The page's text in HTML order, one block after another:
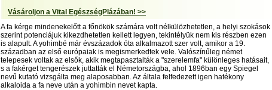
Vásároljon a Vital EgészségPlázában! >>
A fa kérge mindenekelőtt a főnökök számára volt nélkülözhetetlen, a helyi szokások
szerint potenciájuk kikezdhetetlen kellett legyen, tekintélyük nem kis részben ezen
is alapult. A yohimbé már évszázadok óta alkalmazott szer volt, amikor a 19.
században az első európaiak is megismerkedtek vele. Valószínűleg német
telepesek voltak az elsők, akik megtapasztalták a "szerelemfa" különleges hatásait,
s a fakérget tengerészek juttatták el Németországba, ahol 1896ban egy Spiegel
nevű kutató vizsgálta meg alaposabban. Az általa felfedezett igen hatékony
alkaloida a fa neve után a yohimbin nevet kapta.